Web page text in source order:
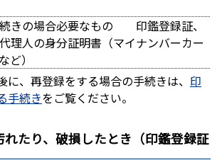
きの場合必要なもの 印鑑登録証、
理人の身分証明書（マイナンバーカー
証など）
、再登録をする場合の手続きは、 印
手続きをご覧ください。
れたり、破損したとき（印鑑登録証